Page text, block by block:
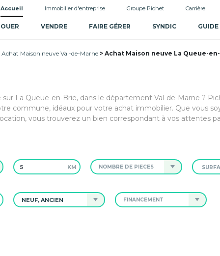
Accueil Immobilier d'entreprise Groupe Pichet Carrière
VENDRE FAIRE GÉRER SYNDIC
Achat Maison neuve Val-de-Marne Achat Maison neuve La Queue-
La Queue-en-Brie, dans le département Val-de-Marne ?
commune, idéaux pour votre achat immobilier. Que vous
vous trouverez un bien correspondant à vos attentes
KM NOMBRE DE PIÈCES
NEUF, ANCIEN FINANCEMENT